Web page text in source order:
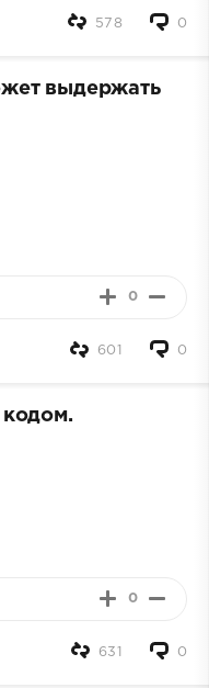
0
578
выдержать
0
0
601
кодом.
0
0
631